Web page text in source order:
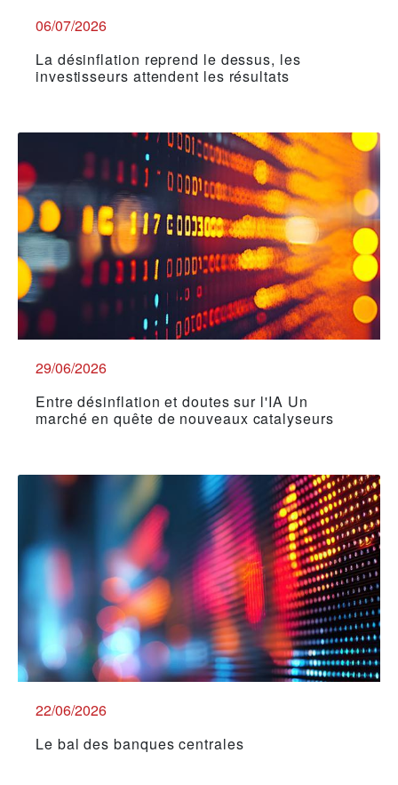
06/07/2026
La désinflation reprend le dessus, les
investisseurs attendent les résultats
29/06/2026
Entre désinflation et doutes sur l'IA Un
marché en quête de nouveaux catalyseurs
22/06/2026
Le bal des banques centrales